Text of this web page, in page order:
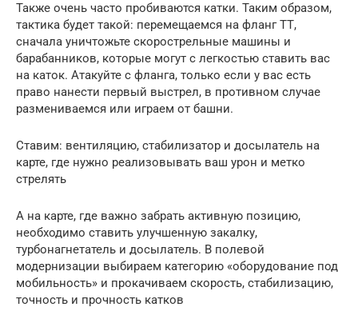
Также очень часто пробиваются катки. Таким образом,
тактика будет такой: перемещаемся на фланг ТТ,
сначала уничтожьте скорострельные машины и
барабанников, которые могут с легкостью ставить вас
на каток. Атакуйте с фланга, только если у вас есть
право нанести первый выстрел, в противном случае
размениваемся или играем от башни.
Ставим: вентиляцию, стабилизатор и досылатель на
карте, где нужно реализовывать ваш урон и метко
стрелять
А на карте, где важно забрать активную позицию,
необходимо ставить улучшенную закалку,
турбонагнетатель и досылатель. В полевой
модернизации выбираем категорию «оборудование под
мобильность» и прокачиваем скорость, стабилизацию,
точность и прочность катков